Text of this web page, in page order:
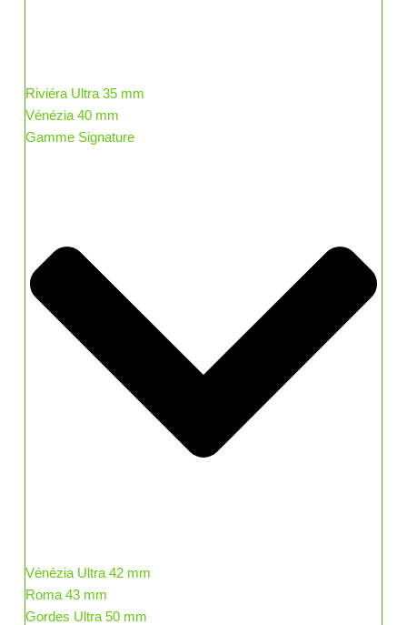
Riviéra Ultra 35 mm
Vénézia 40 mm
Gamme Signature
Vénézia Ultra 42 mm
Roma 43 mm
Gordes Ultra 50 mm